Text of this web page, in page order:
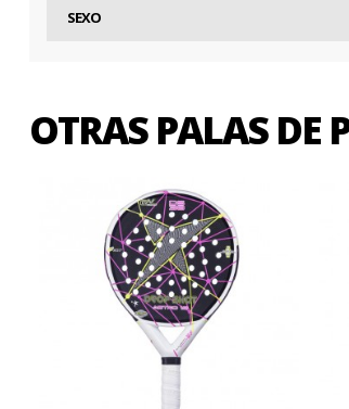
SEXO
OTRAS PALAS DE